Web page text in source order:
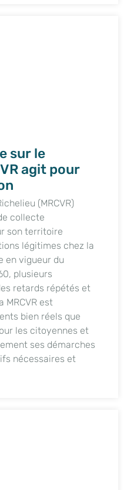
sur le
agit pour
(MRCVR)
collecte
son territoire
légitimes chez la
en vigueur du
plusieurs
retards répétés et
MRCVR est
bien réels que
les citoyennes et
ses démarches
nécessaires et